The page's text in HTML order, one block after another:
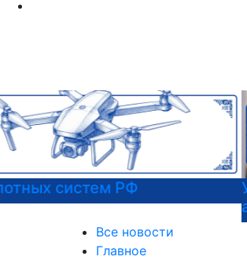
Узнать больше о музейных
актуальных выставках
Все новости
Главное